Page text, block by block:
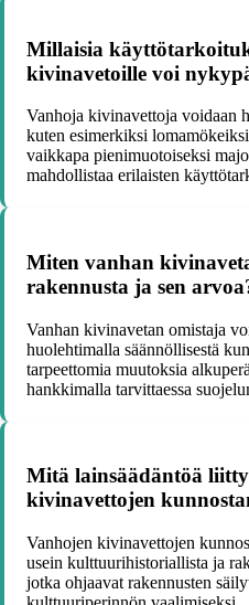
Millaisia
kivinavetoille voi
Vanhoja kivinavettoja voidaan
kuten esimerkiksi
vaikkapa pienimuotoiseksi
mahdollistaa erilaisten
Miten vanhan
rakennusta ja sen
Vanhan kivinavetan omistaja
huolehtimalla säännöllisestä
tarpeettomia muutoksia
hankkimalla tarvittaessa
Mitä lainsäädäntöä
kivinavettojen
Vanhojen kivinavettojen
usein kulttuurihistoriallista ja
jotka ohjaavat rakennusten